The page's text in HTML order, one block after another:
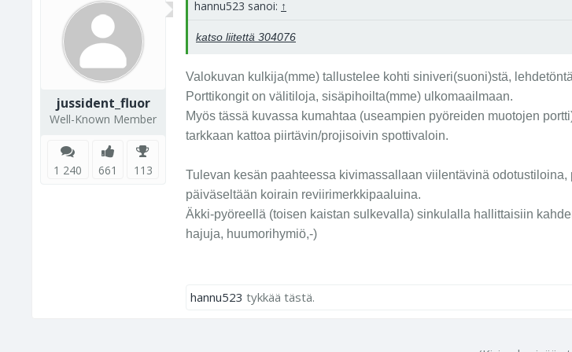
jussident_fluor
Well-Known Member
1 240 661 113
hannu523 sanoi: ↑
katso liitettä 304076
Valokuvan kulkija(mme) tallustelee kohti siniveri(suoni)stä,
Porttikongit on välitiloja, sisäpihoilta(mme) ulkomaailmaan.
Myös tässä kuvassa kumahtaa (useampien pyöreiden muotojen
tarkkaan kattoa piirtävin/projisoivin spottivaloin.
Tulevan kesän paahteessa kivimassallaan viilentävinä
päiväseltään koirain reviirimerkkipaaluina.
Äkki-pyöreellä (toisen kaistan sulkevalla) sinkulalla hallittaisiin
hajuja, huumorihymiö,-)
hannu523 tykkää tästä.